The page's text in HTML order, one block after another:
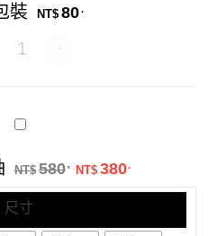
裝
裝 NT$ 80.
裝 數量
衣
短
袖
NT$ 580. 原始價格：
NT$ 380.目前價格
尺寸